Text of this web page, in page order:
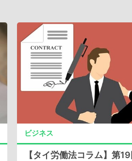
ビジネス
【タイ労働法コラム】第